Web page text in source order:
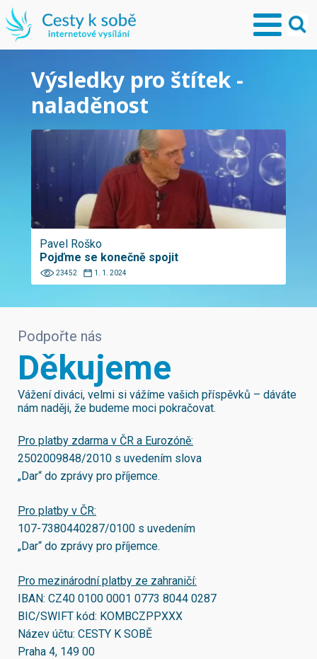
Výsledky pro štítek -
naladěnost
Pavel Roško
Pojďme se konečně spojit
23452 1. 1. 2024
Podpořte nás
Děkujeme
Vážení diváci, velmi si vážíme vašich příspěvků – dáváte
nám naději, že budeme moci pokračovat.
Pro platby zdarma v ČR a Eurozóně:
2502009848/2010 s uvedením slova
„Dar“ do zprávy pro příjemce.
Pro platby v ČR:
107-7380440287/0100 s uvedením
„Dar“ do zprávy pro příjemce.
Pro mezinárodní platby ze zahraničí:
IBAN: CZ40 0100 0001 0773 8044 0287
BIC/SWIFT kód: KOMBCZPPXXX
Název účtu: CESTY K SOBĚ
Praha 4, 149 00